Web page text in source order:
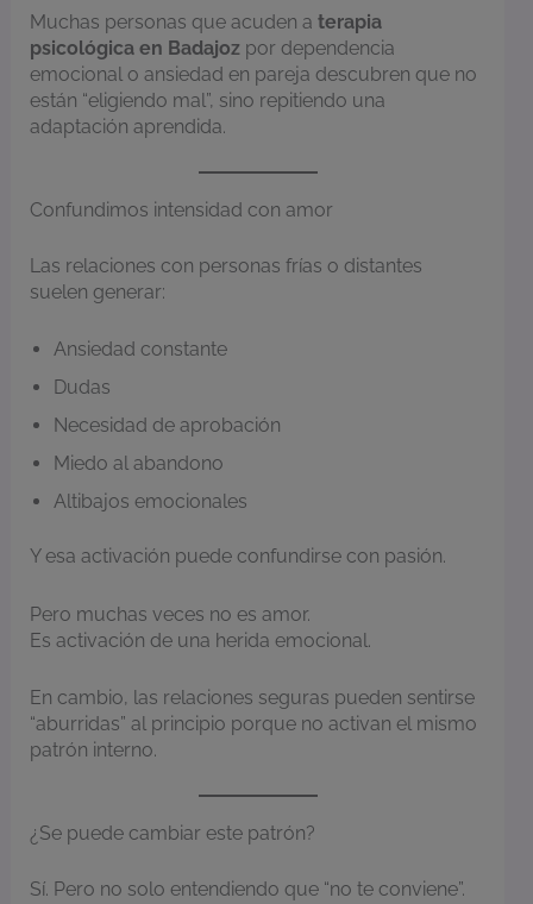
Muchas personas que acuden aterapia
psicológica en Badajoz por dependencia
emocional o ansiedad en pareja descubren que no
están “eligiendo mal”, sino repitiendo una
adaptación aprendida.
Confundimos intensidad con amor
Las relaciones con personas frías o distantes
suelen generar:
Ansiedad constante
Dudas
Necesidad de aprobación
Miedo al abandono
Altibajos emocionales
Y esa activación puede confundirse con pasión.
Pero muchas veces no es amor.
Es activación de una herida emocional.
En cambio, las relaciones seguras pueden sentirse
“aburridas” al principio porque no activan el mismo
patrón interno.
¿Se puede cambiar este patrón?
Sí. Pero no solo entendiendo que “no te conviene”.